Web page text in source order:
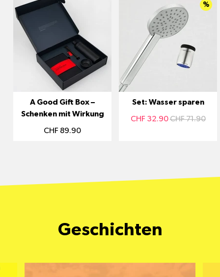
A Good Gift Box –
Schenken mit Wirkung
CHF 89.90
%
Set: Wasser sparen
CHF 32.90CHF 71.90
Geschichten